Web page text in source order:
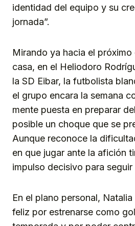
identidad del equipo y su
jornada”.
Mirando ya hacia el
casa, en el Heliodoro
la SD Eibar, la futbolista
el grupo encara la semana
mente puesta en preparar
posible un choque que se
Aunque reconoce la
en que jugar ante la afición
impulso decisivo para seguir
En el plano personal,
feliz por estrenarse como